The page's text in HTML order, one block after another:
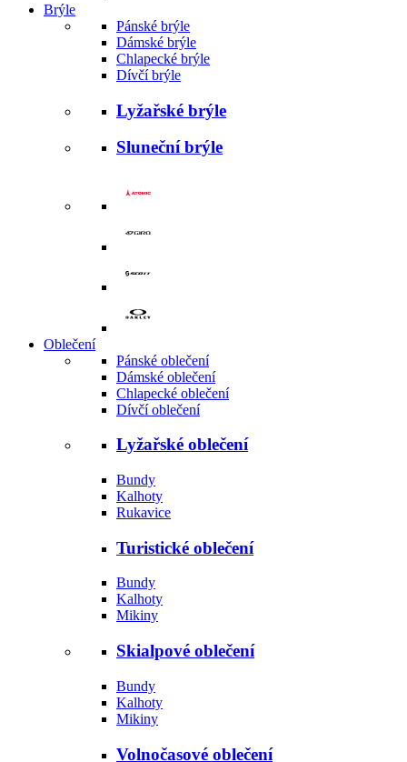
Brýle
Pánské brýle
Dámské brýle
Chlapecké brýle
Dívčí brýle
Lyžařské brýle
Sluneční brýle
Oblečení
Pánské oblečení
Dámské oblečení
Chlapecké oblečení
Dívčí oblečení
Lyžařské oblečení
Bundy
Kalhoty
Rukavice
Turistické oblečení
Bundy
Kalhoty
Mikiny
Skialpové oblečení
Bundy
Kalhoty
Mikiny
Volnočasové oblečení